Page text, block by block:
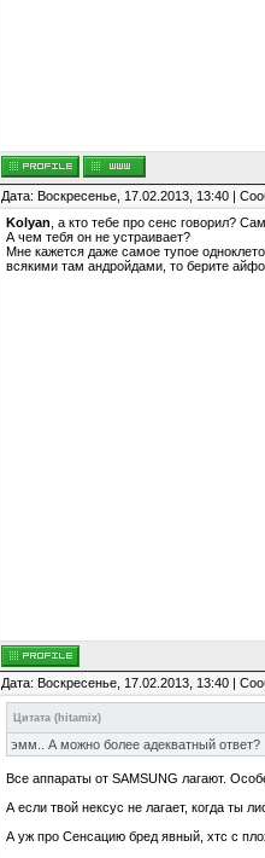
Дата: Воскресенье, 17.02.2013, 13:40 |
Kolyan , а кто тебе про сенс говорил?
А чем тебя он не устраивает?
Мне кажется даже самое тупое
всякими там андройдами, то берите
Дата: Воскресенье, 17.02.2013, 13:40 |
Цитата ( hitamix)
эмм.. А можно более адекватный ответ?
Все аппараты от SAMSUNG лагают.
А если твой нексус не лагает, когда ты
А уж про Сенсацию бред явный, хтс с